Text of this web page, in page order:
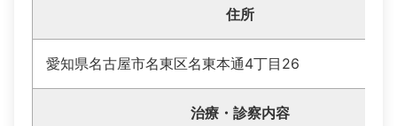
住所
愛知県名古屋市名東区名東本通4丁目26
治療・診察内容